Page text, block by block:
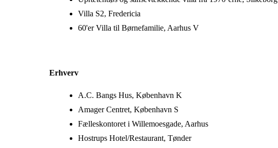
Villa S2, Fredericia
60'er Villa til Børnefamilie, Aarhus V
Erhverv
A.C. Bangs Hus, København K
Amager Centret, København S
Fælleskontoret i Willemoesgade, Aarhus
Hostrups Hotel/Restaurant, Tønder